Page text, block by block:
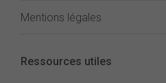
Mentions légales
Ressources utiles